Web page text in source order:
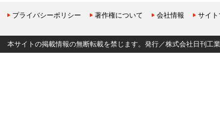
プライバシーポリシー 著作権について 会社情報 サイ
本サイトの掲載情報の無断転載を禁じます。発行／株式会社日刊